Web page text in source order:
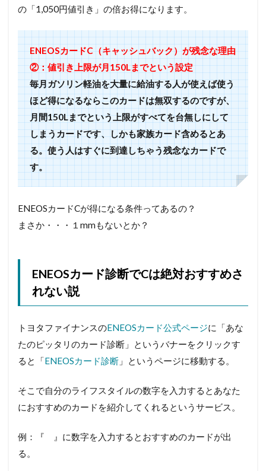
の「1,050円値引き」の倍お得になります。
ENEOSカードC（キャッシュバック）が残念な理由
②：値引き上限が月150Lまでという設定
毎月ガソリン軽油を大量に給油する人が使えば使う
ほど得になるならこのカードは無双するのですが、
月間150Lまでという上限がすべてを台無しにして
しまうカードです、しかも家族カード含めるとあ
る。使う人はすぐに到達しちゃう残念なカードで
す。
ENEOSカードCが得になる条件ってあるの？
まさか・・・１mmもないとか？
ENEOSカード診断でCは絶対おすすめさ
れない説
トヨタファイナンスのENEOSカード公式ページに「あな
たのピッタリのカード診断」というバナーをクリックす
ると「ENEOSカード診断 」というページに移動する。
そこで自分のライフスタイルの数字を入力するとあなた
におすすめのカードを紹介してくれるというサービス。
例：『 』に数字を入力するとおすすめのカードが出
る。